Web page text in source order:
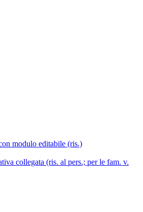
modulo editabile (ris.)
collegata (ris. al pers.; per le fam. v.